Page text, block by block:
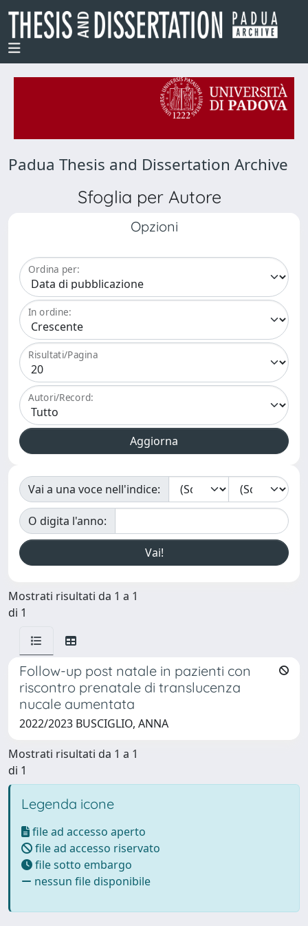
Padua Thesis and Dissertation Archive
Sfoglia per Autore
Opzioni
Ordina per:
In ordine:
Risultati/Pagina
Autori/Record:
Vai a una voce nell'indice:
O digita l'anno:
Mostrati risultati da 1 a 1
di 1
Follow-up post natale in pazienti con
riscontro prenatale di translucenza
nucale aumentata
2022/2023 BUSCIGLIO, ANNA
Mostrati risultati da 1 a 1
di 1
Legenda icone
file ad accesso aperto
file ad accesso riservato
file sotto embargo
nessun file disponibile